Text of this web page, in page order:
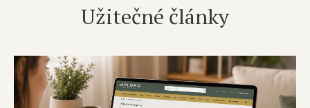
Užitečné články